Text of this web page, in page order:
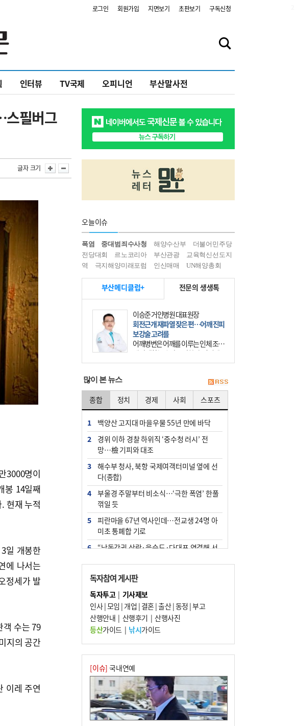
로그인 회원가입 지면보기 초판보기 구독신청
인터뷰 TV국제 오피니언 부산말사전
스필버그
글자 크기
3000명이
봉 14일째
현재 누적
일 개봉한
에 나서는
정세가 발
객 수는 79
지의 공간
이레 주연
오늘이슈
폭염 중대범죄수사청 해양수산부
더불어민주당
전당대회
르노코리아 부산관광
교육혁신선도지
역
극지해양미래포럼 인신매매 UN해양총회
부산메디클럽+ 전문의 생생톡
이승준 거인병원 대표원장
회전근개 재파열 잦은 편…어깨 진피
보강술 고려를
어깨병변은 어깨를 이루는 인체 조직
에 발생하는 손상을 말한다. 여기에
는 오십견과 회전근개 증후군, 어깨
많이 본 뉴스
종합 정치 경제 사회 스포츠
1
백양산 고지대 마을우물 55년 만에 바닥
2
경위 이하 경찰 하위직 ‘중수청 러시’ 전
망…檢 기피와 대조
3
해수부 청사, 북항 국제여객터미널 옆에 선
다(종합)
4
부울경 주말부터 비소식…‘극한 폭염’ 한풀
꺾일 듯
5
피란마을 67년 역사인데…전교생 24명 아
미초 통폐합 기로
6
“낙동강권 삼락·을숙도·다대포 연결해 서
7
오늘의 날씨- 2026년 8월 7일
8
[사설] 해수부 신청사 북항으로 확정, 해양
수도 도약의 전환점
9
외국인 선원 ‘인신매매 경유지’ 된 부산…
우려가 현실로
10 르노 못 타는 부산시장…관용차 규정에 막
힌 지역기업 응원
독자참여 게시판
독자투고| 기사제보
인사|모임 | 개업 | 결혼|출산|동정 |부고
산행안내 | 산행후기 | 산행사진
등산가이드| 낚시가이드
[이슈] 국내연예